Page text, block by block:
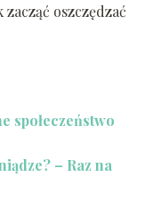
oszczędzać
społeczeństwo
– Raz na